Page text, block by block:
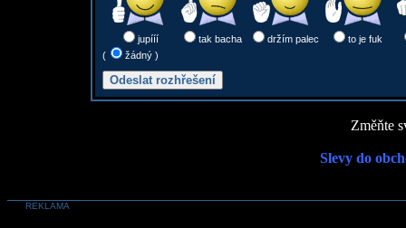
jupííí tak bacha držím palec
to je fuk
(
žádný )
Změňte
Slevy do
REKLAMA